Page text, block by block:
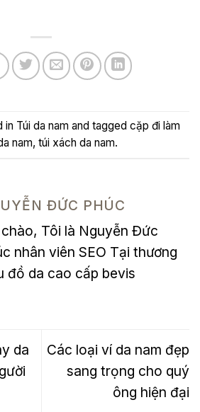
in Túi da nam and tagged cặp đi làm
nam, túi xách da nam.
ĐỨC PHÚC
Tôi là Nguyễn Đức
nhân viên SEO Tại thương
đồ da cao cấp bevis
da
Các loại ví da nam đẹp
sang trọng cho quý
ông hiện đại